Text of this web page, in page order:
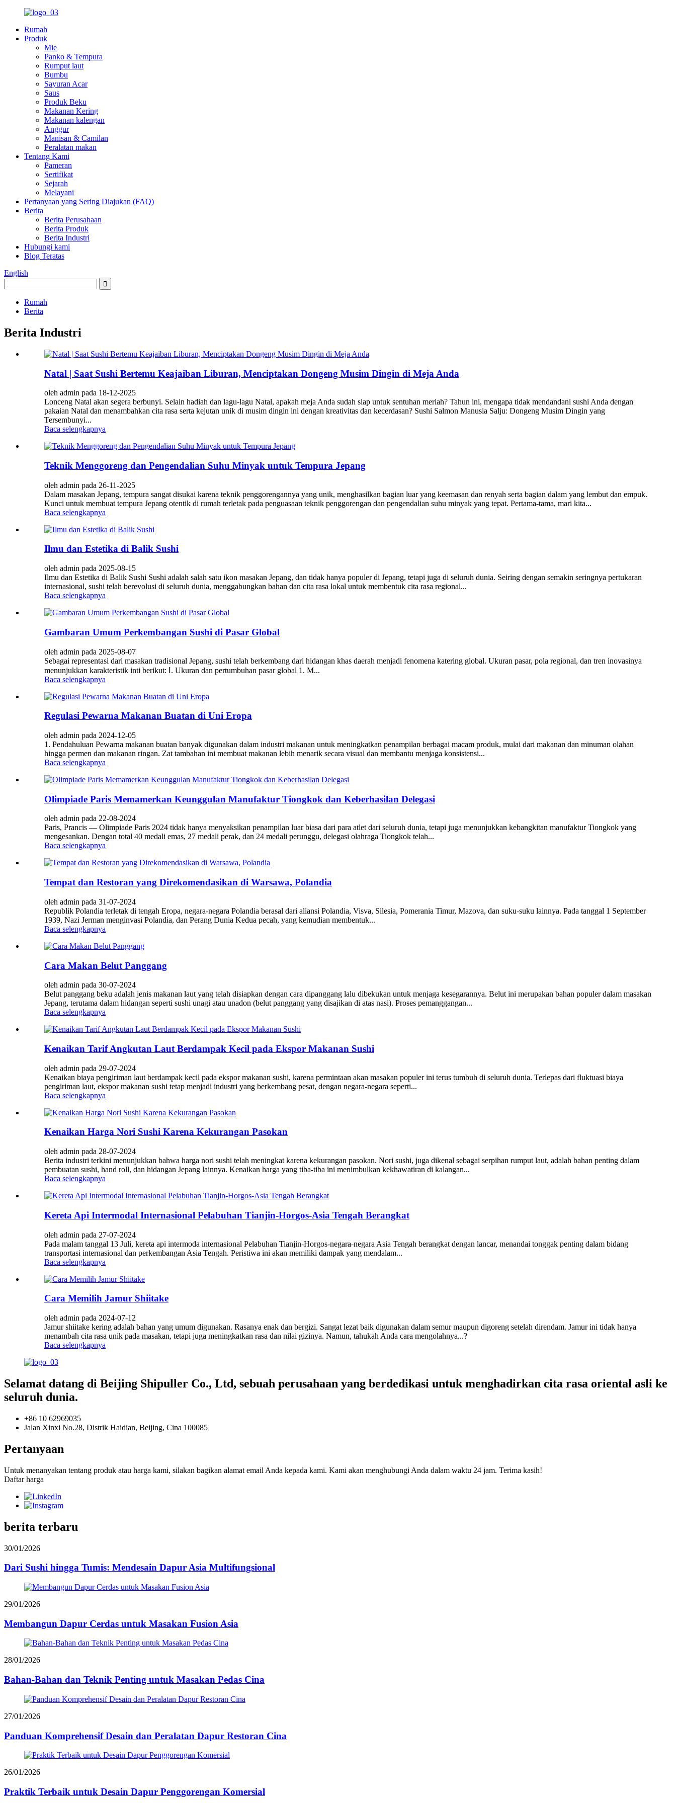
Rumah
Produk
Mie
Panko & Tempura
Rumput laut
Bumbu
Sayuran Acar
Saus
Produk Beku
Makanan Kering
Makanan kalengan
Anggur
Manisan & Camilan
Peralatan makan
Tentang Kami
Pameran
Sertifikat
Sejarah
Melayani
Pertanyaan yang Sering Diajukan (FAQ)
Berita
Berita Perusahaan
Berita Produk
Berita Industri
Hubungi kami
Blog Teratas
English
Rumah
Berita
Berita Industri
Natal | Saat Sushi Bertemu Keajaiban Liburan, Menciptakan Dongeng Musim Dingin di Meja Anda
oleh admin pada 18-12-2025
Lonceng Natal akan segera berbunyi. Selain hadiah dan lagu-lagu Natal, apakah meja Anda sudah siap untuk sentuhan meriah? Tahun ini, mengapa tidak mendandani sushi Anda dengan
pakaian Natal dan menambahkan cita rasa serta kejutan unik di musim dingin ini dengan kreativitas dan kecerdasan? Sushi Salmon Manusia Salju: Dongeng Musim Dingin yang
Tersembunyi...
Baca selengkapnya
Teknik Menggoreng dan Pengendalian Suhu Minyak untuk Tempura Jepang
oleh admin pada 26-11-2025
Dalam masakan Jepang, tempura sangat disukai karena teknik penggorengannya yang unik, menghasilkan bagian luar yang keemasan dan renyah serta bagian dalam yang lembut dan empuk.
Kunci untuk membuat tempura Jepang otentik di rumah terletak pada penguasaan teknik penggorengan dan pengendalian suhu minyak yang tepat. Pertama-tama, mari kita...
Baca selengkapnya
Ilmu dan Estetika di Balik Sushi
oleh admin pada 2025-08-15
Ilmu dan Estetika di Balik Sushi Sushi adalah salah satu ikon masakan Jepang, dan tidak hanya populer di Jepang, tetapi juga di seluruh dunia. Seiring dengan semakin seringnya pertukaran
internasional, sushi telah berevolusi di seluruh dunia, menggabungkan bahan dan cita rasa lokal untuk membentuk cita rasa regional...
Baca selengkapnya
Gambaran Umum Perkembangan Sushi di Pasar Global
oleh admin pada 2025-08-07
Sebagai representasi dari masakan tradisional Jepang, sushi telah berkembang dari hidangan khas daerah menjadi fenomena katering global. Ukuran pasar, pola regional, dan tren inovasinya
menunjukkan karakteristik inti berikut: Ⅰ. Ukuran dan pertumbuhan pasar global 1. M...
Baca selengkapnya
Regulasi Pewarna Makanan Buatan di Uni Eropa
oleh admin pada 2024-12-05
1. Pendahuluan Pewarna makanan buatan banyak digunakan dalam industri makanan untuk meningkatkan penampilan berbagai macam produk, mulai dari makanan dan minuman olahan
hingga permen dan makanan ringan. Zat tambahan ini membuat makanan lebih menarik secara visual dan membantu menjaga konsistensi...
Baca selengkapnya
Olimpiade Paris Memamerkan Keunggulan Manufaktur Tiongkok dan Keberhasilan Delegasi
oleh admin pada 22-08-2024
Paris, Prancis — Olimpiade Paris 2024 tidak hanya menyaksikan penampilan luar biasa dari para atlet dari seluruh dunia, tetapi juga menunjukkan kebangkitan manufaktur Tiongkok yang
mengesankan. Dengan total 40 medali emas, 27 medali perak, dan 24 medali perunggu, delegasi olahraga Tiongkok telah...
Baca selengkapnya
Tempat dan Restoran yang Direkomendasikan di Warsawa, Polandia
oleh admin pada 31-07-2024
Republik Polandia terletak di tengah Eropa, negara-negara Polandia berasal dari aliansi Polandia, Visva, Silesia, Pomerania Timur, Mazova, dan suku-suku lainnya. Pada tanggal 1 September
1939, Nazi Jerman menginvasi Polandia, dan Perang Dunia Kedua pecah, yang kemudian membentuk...
Baca selengkapnya
Cara Makan Belut Panggang
oleh admin pada 30-07-2024
Belut panggang beku adalah jenis makanan laut yang telah disiapkan dengan cara dipanggang lalu dibekukan untuk menjaga kesegarannya. Belut ini merupakan bahan populer dalam masakan
Jepang, terutama dalam hidangan seperti sushi unagi atau unadon (belut panggang yang disajikan di atas nasi). Proses pemanggangan...
Baca selengkapnya
Kenaikan Tarif Angkutan Laut Berdampak Kecil pada Ekspor Makanan Sushi
oleh admin pada 29-07-2024
Kenaikan biaya pengiriman laut berdampak kecil pada ekspor makanan sushi, karena permintaan akan masakan populer ini terus tumbuh di seluruh dunia. Terlepas dari fluktuasi biaya
pengiriman laut, ekspor makanan sushi tetap menjadi industri yang berkembang pesat, dengan negara-negara seperti...
Baca selengkapnya
Kenaikan Harga Nori Sushi Karena Kekurangan Pasokan
oleh admin pada 28-07-2024
Berita industri terkini menunjukkan bahwa harga nori sushi telah meningkat karena kekurangan pasokan. Nori sushi, juga dikenal sebagai serpihan rumput laut, adalah bahan penting dalam
pembuatan sushi, hand roll, dan hidangan Jepang lainnya. Kenaikan harga yang tiba-tiba ini menimbulkan kekhawatiran di kalangan...
Baca selengkapnya
Kereta Api Intermodal Internasional Pelabuhan Tianjin-Horgos-Asia Tengah Berangkat
oleh admin pada 27-07-2024
Pada malam tanggal 13 Juli, kereta api intermoda internasional Pelabuhan Tianjin-Horgos-negara-negara Asia Tengah berangkat dengan lancar, menandai tonggak penting dalam bidang
transportasi internasional dan perkembangan Asia Tengah. Peristiwa ini akan memiliki dampak yang mendalam...
Baca selengkapnya
Cara Memilih Jamur Shiitake
oleh admin pada 2024-07-12
Jamur shiitake kering adalah bahan yang umum digunakan. Rasanya enak dan bergizi. Sangat lezat baik digunakan dalam semur maupun digoreng setelah direndam. Jamur ini tidak hanya
menambah cita rasa unik pada masakan, tetapi juga meningkatkan rasa dan nilai gizinya. Namun, tahukah Anda cara mengolahnya...?
Baca selengkapnya
Selamat datang di Beijing Shipuller Co., Ltd, sebuah perusahaan yang berdedikasi untuk menghadirkan cita rasa oriental asli ke
seluruh dunia.
+86 10 62969035
Jalan Xinxi No.28, Distrik Haidian, Beijing, Cina 100085
Pertanyaan
Untuk menanyakan tentang produk atau harga kami, silakan bagikan alamat email Anda kepada kami. Kami akan menghubungi Anda dalam waktu 24 jam. Terima kasih!
Daftar harga
berita terbaru
30/01/2026
Dari Sushi hingga Tumis: Mendesain Dapur Asia Multifungsional
29/01/2026
Membangun Dapur Cerdas untuk Masakan Fusion Asia
28/01/2026
Bahan-Bahan dan Teknik Penting untuk Masakan Pedas Cina
27/01/2026
Panduan Komprehensif Desain dan Peralatan Dapur Restoran Cina
26/01/2026
Praktik Terbaik untuk Desain Dapur Penggorengan Komersial